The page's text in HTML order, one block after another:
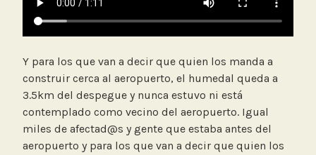
Y para los que van a decir que quien los manda a
construir cerca al aeropuerto, el humedal queda a
3.5km del despegue y nunca estuvo ni está
contemplado como vecino del aeropuerto. Igual
miles de afectad@s y gente que estaba antes del
aeropuerto y para los que van a decir que quien los